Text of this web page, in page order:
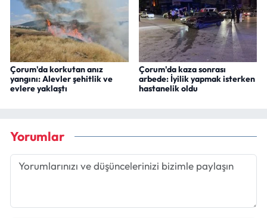
Çorum'da korkutan anız
yangını: Alevler şehitlik ve
evlere yaklaştı
Çorum'da kaza sonrası
arbede: İyilik yapmak isterken
hastanelik oldu
Yorumlar